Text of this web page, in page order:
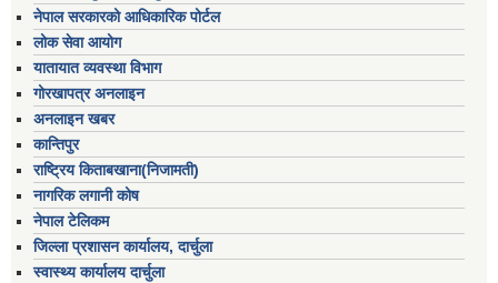
नेपाल सरकारको आधिकारिक पोर्टल
लोक सेवा आयोग
यातायात व्यवस्था विभाग
गोरखापत्र अनलाइन
अनलाइन खबर
कान्तिपुर
राष्ट्रिय किताबखाना(निजामती)
नागरिक लगानी कोष
नेपाल टेलिकम
जिल्ला प्रशासन कार्यालय, दार्चुला
स्वास्थ्य कार्यालय दार्चुला